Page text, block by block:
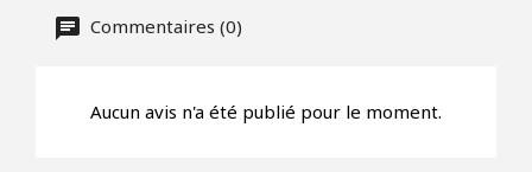
CAPTCHA
Commentaires (0)
Aucun avis n'a été publié pour le moment.